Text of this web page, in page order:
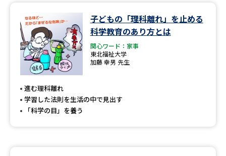
先輩が入学を決めた理由 テレメール全国一斉進学調査
新生活お役立ちガイド
学問発見
子どもの「理科離れ」を止める
科学教育のあり方とは
関心ワード：家事
東北福祉大学
加藤 幸男 先生
進む理科離れ
学習した法則を生活の中で見出す
「科学の目」を養う